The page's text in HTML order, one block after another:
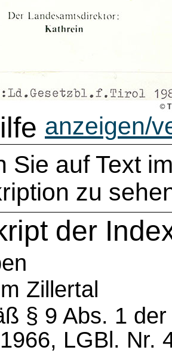
anzeigen/
Sie auf Text
zu
der
Zillertal
§ 9 Abs. 1
LGBl. Nr.